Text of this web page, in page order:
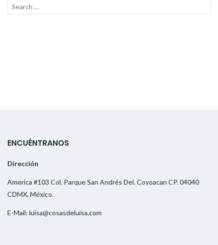
Search
ENCUÉNTRANOS
Dirección
America #103 Col. Parque San Andrés Del. Coyoacan CP. 04040
CDMX, México.
E-Mail: luisa@cosasdeluisa.com